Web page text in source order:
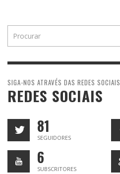
SIGA-NOS ATRAVÉS DAS REDES SOCIAIS
REDES SOCIAIS
81
SEGUIDORES
6
SUBSCRITORES